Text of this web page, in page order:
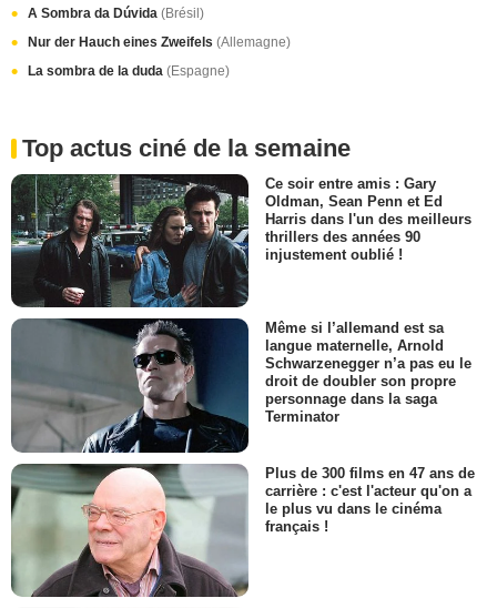
A Sombra da Dúvida (Brésil)
Nur der Hauch eines Zweifels (Allemagne)
La sombra de la duda (Espagne)
Top actus ciné de la semaine
Ce soir entre amis : Gary
Oldman, Sean Penn et Ed
Harris dans l'un des meilleurs
thrillers des années 90
injustement oublié !
Même si l’allemand est sa
langue maternelle, Arnold
Schwarzenegger n’a pas eu le
droit de doubler son propre
personnage dans la saga
Terminator
Plus de 300 films en 47 ans de
carrière : c'est l'acteur qu'on a
le plus vu dans le cinéma
français !